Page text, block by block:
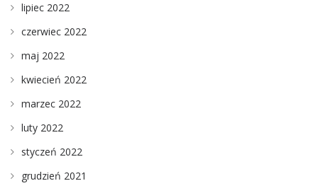
lipiec 2022
czerwiec 2022
maj 2022
kwiecień 2022
marzec 2022
luty 2022
styczeń 2022
grudzień 2021